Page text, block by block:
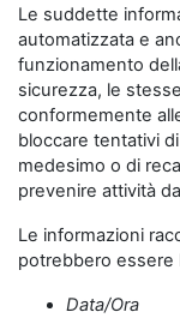
Le suddette
automatizzata e
funzionamento
sicurezza, le
conformemente
bloccare tentativi
medesimo o di
prevenire attività
Le informazioni
potrebbero essere
Data/Ora